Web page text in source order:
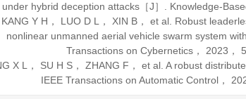
under hybrid deception attacks［J］. Knowledge-
KANG Y H， LUO D L， XIN B， et al. Robust
nonlinear unmanned aerial vehicle swarm system
Transactions on Cybernetics， 2023 ，
X L， SU H S， ZHANG F， et al. A robust
IEEE Transactions on Automatic Control，